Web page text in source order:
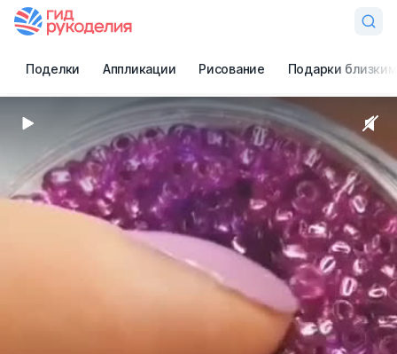
Поделки Аппликации Рисование Подарки близким